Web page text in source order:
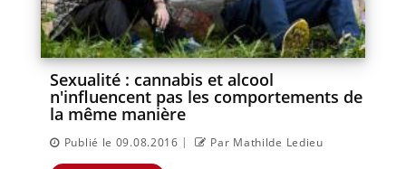
Sexualité : cannabis et alcool
n'influencent pas les comportements de
la même manière
Publié le 09.08.2016 | Par Mathilde Ledieu